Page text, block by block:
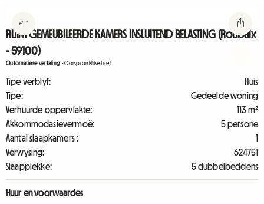
RUIM GEMEUBILEERDE KAMERS INSLUITEND BELASTING (Roubaix
- 59100)
Outomatiese vertaling -Oorspronklike titel
Tipe verblyf:
Huis
Tipe:
Gedeelde woning
Verhuurde oppervlakte:
113 m²
Akkommodasievermoë:
5 persone
Aantal slaapkamers :
1
Verwysing:
624751
Slaapplekke:
5 dubbelbeddens
Huur en voorwaardes